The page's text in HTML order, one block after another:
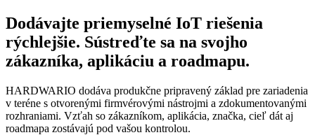
Dodávajte priemyselné IoT riešenia
rýchlejšie. Sústreďte sa na svojho
zákazníka, aplikáciu a roadmapu.
HARDWARIO dodáva produkčne pripravený základ pre zariadenia
v teréne s otvorenými firmvérovými nástrojmi a zdokumentovanými
rozhraniami. Vzťah so zákazníkom, aplikácia, značka, cieľ dát aj
roadmapa zostávajú pod vašou kontrolou.